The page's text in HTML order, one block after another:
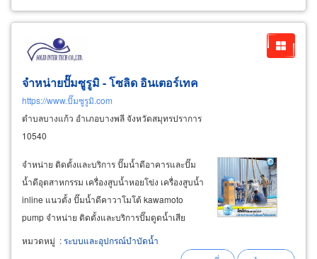
จำหน่ายปั๊มซูรูมิ - โซลิด อินเตอร์เทค
https://www.ปั๊มซูรูมิ.com
ตำบลบางแก้ว อำเภอบางพลี จังหวัดสมุทรปราการ
10540
จำหน่าย ติดตั้งและบริการ ปั๊มน้ำดีอาคารและปั๊ม
น้ำดีอุตสาหกรรม เครื่องสูบน้ำหอยโข่ง เครื่องสูบน้ำ
inline แนวตั้ง ปั๊มน้ำดีคาวาโมโต้ kawamoto
pump จำหน่าย ติดตั้งและบริการปั๊มดูดน้ำเสีย
อาคารและปั๊มดูดน้ำเสียอุตสาหกรรม ปั๊มดูดน้ำเสีย-
ดูดโคลน ปั๊มซับเมอร์สซูรูมิ tsurumi submersible
หมวดหมู่ :ระบบและอุปกรณ์บำบัดน้ำ